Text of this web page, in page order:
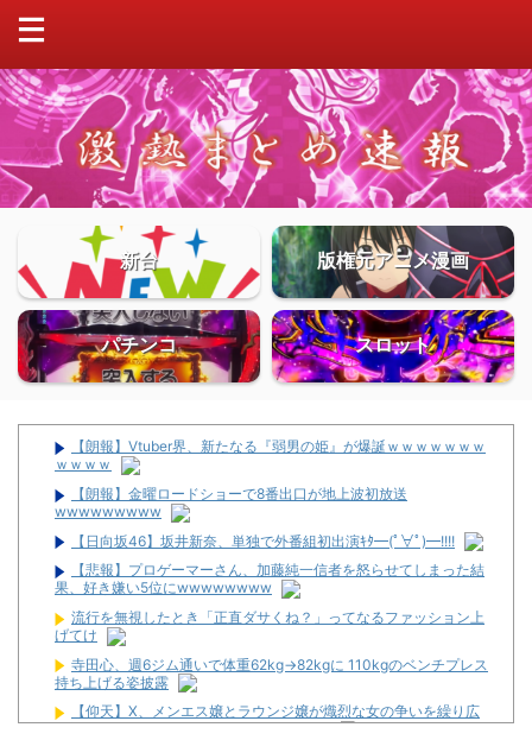
新台 版権元アニメ漫画
パチンコ スロット
【朗報】Vtuber界、新たなる『弱男の姫』が爆誕ｗｗｗｗｗｗｗ
ｗｗｗｗ
【朗報】金曜ロードショーで8番出口が地上波初放送
wwwwwwwww
【日向坂46】坂井新奈、単独で外番組初出演ｷﾀ━(ﾟ∀ﾟ)━!!!!
【悲報】プロゲーマーさん、加藤純一信者を怒らせてしまった結
果、好き嫌い5位にwwwwwwww
流行を無視したとき「正直ダサくね？」ってなるファッション上
げてけ
寺田心、週6ジム通いで体重62kg→82kgに 110kgのベンチプレス
持ち上げる姿披露
【仰天】X、メンエス嬢とラウンジ嬢が熾烈な女の争いを繰り広
げ対戦型になってしまうw w w w w w w w